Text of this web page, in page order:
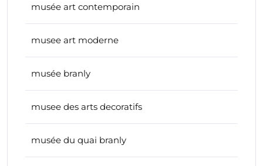
musée art contemporain
musee art moderne
musée branly
musee des arts decoratifs
musée du quai branly